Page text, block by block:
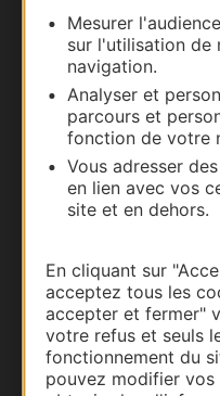
Mesurer
sur l'utilisation de
navigation.
Analyser et
parcours et
fonction de votre
Vous adresser
en lien avec vos
site et en dehors.
En cliquant sur
acceptez tous les
accepter et fermer"
votre refus et seuls
fonctionnement du
pouvez modifier
Documentation
Thermalisme
Business/Mice
Pros d'Occitanie